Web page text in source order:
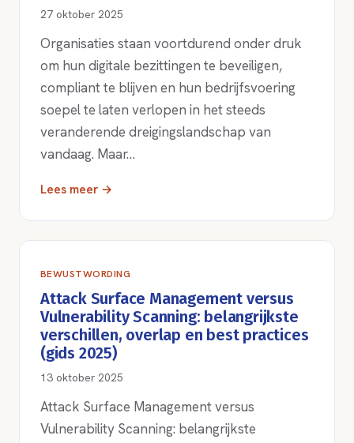
27 oktober 2025
Organisaties staan voortdurend onder druk
om hun digitale bezittingen te beveiligen,
compliant te blijven en hun bedrijfsvoering
soepel te laten verlopen in het steeds
veranderende dreigingslandschap van
vandaag. Maar…
Lees meer →
BEWUSTWORDING
Attack Surface Management versus
Vulnerability Scanning: belangrijkste
verschillen, overlap en best practices
(gids 2025)
13 oktober 2025
Attack Surface Management versus
Vulnerability Scanning: belangrijkste